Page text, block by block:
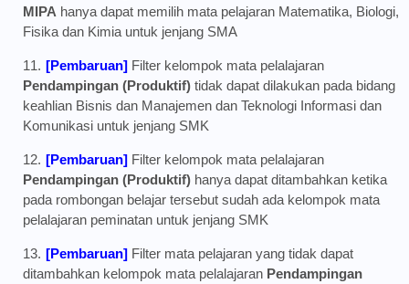
MIPA hanya dapat memilih mata pelajaran Matematika, Biologi,
Fisika dan Kimia untuk jenjang SMA
[Pembaruan] Filter kelompok mata pelalajaran
Pendampingan (Produktif) tidak dapat dilakukan pada bidang
keahlian Bisnis dan Manajemen dan Teknologi Informasi dan
Komunikasi untuk jenjang SMK
[Pembaruan] Filter kelompok mata pelalajaran
Pendampingan (Produktif) hanya dapat ditambahkan ketika
pada rombongan belajar tersebut sudah ada kelompok mata
pelalajaran peminatan untuk jenjang SMK
[Pembaruan] Filter mata pelajaran yang tidak dapat
ditambahkan kelompok mata pelalajaran Pendampingan